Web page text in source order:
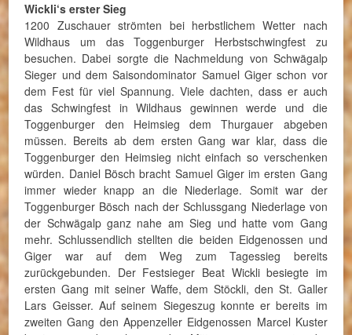
Wickli‘s erster Sieg
1200 Zuschauer strömten bei herbstlichem Wetter nach
Wildhaus um das Toggenburger Herbstschwingfest zu
besuchen. Dabei sorgte die Nachmeldung von Schwägalp
Sieger und dem Saisondominator Samuel Giger schon vor
dem Fest für viel Spannung. Viele dachten, dass er auch
das Schwingfest in Wildhaus gewinnen werde und die
Toggenburger den Heimsieg dem Thurgauer abgeben
müssen. Bereits ab dem ersten Gang war klar, dass die
Toggenburger den Heimsieg nicht einfach so verschenken
würden. Daniel Bösch bracht Samuel Giger im ersten Gang
immer wieder knapp an die Niederlage. Somit war der
Toggenburger Bösch nach der Schlussgang Niederlage von
der Schwägalp ganz nahe am Sieg und hatte vom Gang
mehr. Schlussendlich stellten die beiden Eidgenossen und
Giger war auf dem Weg zum Tagessieg bereits
zurückgebunden. Der Festsieger Beat Wickli besiegte im
ersten Gang mit seiner Waffe, dem Stöckli, den St. Galler
Lars Geisser. Auf seinem Siegeszug konnte er bereits im
zweiten Gang den Appenzeller Eidgenossen Marcel Kuster